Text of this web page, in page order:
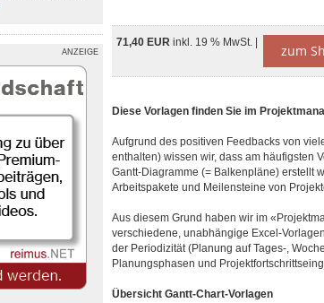
71,40 EUR inkl. 19 % MwSt. | zum
Diese Vorlagen finden Sie im
Aufgrund des positiven Feedbacks von
enthalten) wissen wir, dass am häufigsten
Gantt-Diagramme (= Balkenpläne) erstellt
Arbeitspakete und Meilensteine von
Aus diesem Grund haben wir im
verschiedene, unabhängige Excel-
der Periodizität (Planung auf Tages-,
Planungsphasen und
Übersicht Gantt-Chart-Vorlagen
ANZEIGE